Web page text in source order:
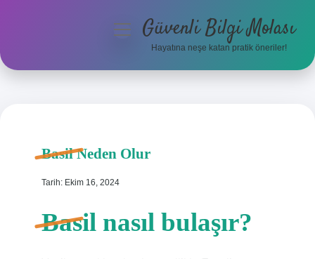
Anasayfa
menüyüGüvenli Bilgi Molası
Hayatına neşe katan pratik öneriler!
Basil Neden Olur
Tarih: Ekim 16, 2024
Basil nasıl bulaşır?